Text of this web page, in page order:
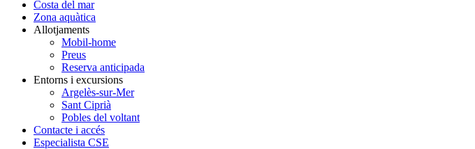
Costa del mar
Zona aquàtica
Allotjaments
Mobil-home
Preus
Reserva anticipada
Entorns i excursions
Argelès-sur-Mer
Sant Ciprià
Pobles del voltant
Contacte i accés
Especialista CSE